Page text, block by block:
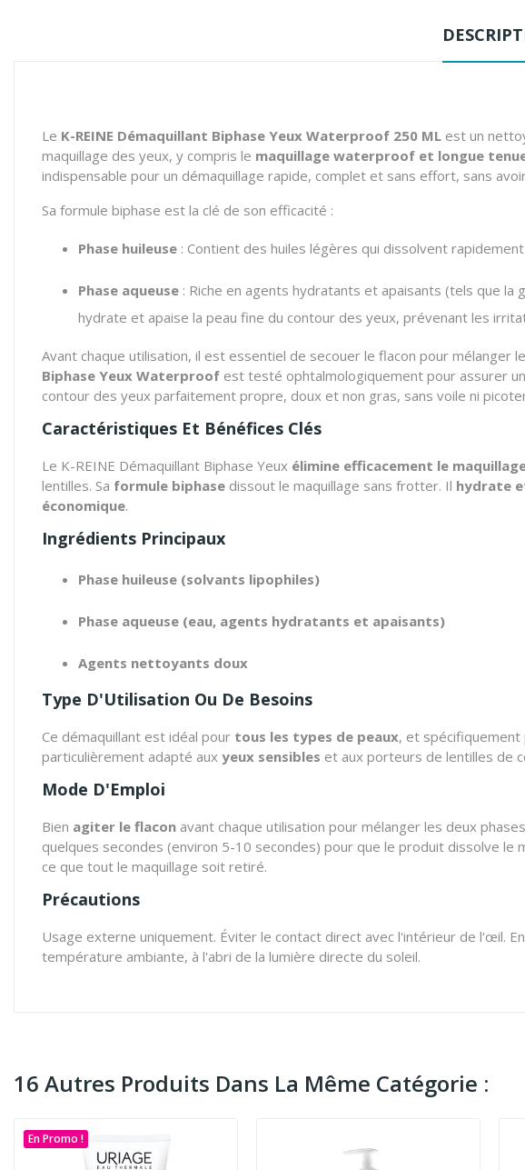
Le K-REINE Démaquillant Biphase Yeux Waterproof 250 ML est un
maquillage des yeux, y compris le maquillage waterproof et longue
indispensable pour un démaquillage rapide, complet et sans effort, sans
Sa formule biphase est la clé de son efficacité :
Phase huileuse : Contient des huiles légères qui dissolvent
Phase aqueuse : Riche en agents hydratants et apaisants (tels que
hydrate et apaise la peau fine du contour des yeux, prévenant les
Avant chaque utilisation, il est essentiel de secouer le flacon pour mélanger
Biphase Yeux Waterproof est testé ophtalmologiquement pour assurer
contour des yeux parfaitement propre, doux et non gras, sans voile ni
Caractéristiques Et Bénéfices Clés
Le K-REINE Démaquillant Biphase Yeux élimine efficacement le
lentilles. Sa formule biphase dissout le maquillage sans frotter. Il hydrate
économique.
Ingrédients Principaux
Phase huileuse (solvants lipophiles)
Phase aqueuse (eau, agents hydratants et apaisants)
Agents nettoyants doux
Type D'Utilisation Ou De Besoins
Ce démaquillant est idéal pour tous les types de peaux, et spécifiquement
particulièrement adapté aux yeux sensibles et aux porteurs de lentilles de
Mode D'Emploi
Bien agiter le flacon avant chaque utilisation pour mélanger les deux
quelques secondes (environ 5-10 secondes) pour que le produit dissolve
ce que tout le maquillage soit retiré.
Précautions
Usage externe uniquement. Éviter le contact direct avec l'intérieur de l'œil.
température ambiante, à l'abri de la lumière directe du soleil.
16 Autres Produits Dans La Même Catégorie :
En Promo !